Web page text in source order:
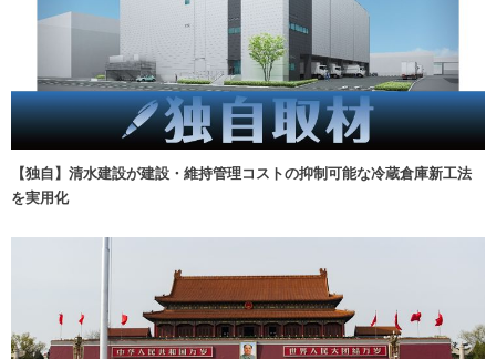
【独自】清水建設が建設・維持管理コストの抑制可能な冷蔵倉庫新工法
を実用化